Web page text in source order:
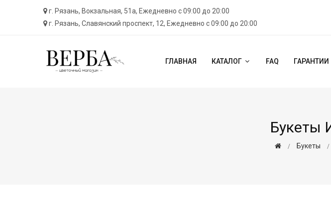
г. Рязань, ​Вокзальная, 51а, Ежедневно с 09:00 до 20:00
г. Рязань, Cлавянский проспект, 12, Ежедневно с 09:00 до 20:00
ГЛАВНАЯ КАТАЛОГ FAQ ГАРАНТИИ
Букеты
Букеты